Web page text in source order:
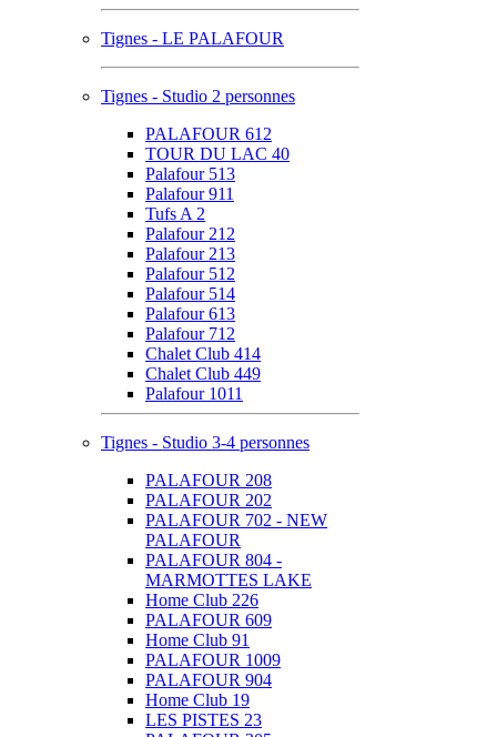
Tignes - LE PALAFOUR
Tignes - Studio 2 personnes
PALAFOUR 612
TOUR DU LAC 40
Palafour 513
Palafour 911
Tufs A 2
Palafour 212
Palafour 213
Palafour 512
Palafour 514
Palafour 613
Palafour 712
Chalet Club 414
Chalet Club 449
Palafour 1011
Tignes - Studio 3-4 personnes
PALAFOUR 208
PALAFOUR 202
PALAFOUR 702 - NEW
PALAFOUR
PALAFOUR 804 -
MARMOTTES LAKE
Home Club 226
PALAFOUR 609
Home Club 91
PALAFOUR 1009
PALAFOUR 904
Home Club 19
LES PISTES 23